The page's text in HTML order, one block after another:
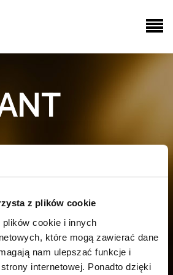
z plików cookie
cookie i innych
które mogą zawierać dane
nam ulepszać funkcje i
internetowej. Ponadto dzięki